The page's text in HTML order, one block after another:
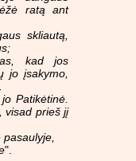
ratą ant
skliautą,
kad jos
jo įsakymo,
Patikėtinė.
visad prieš jį
pasaulyje,
".